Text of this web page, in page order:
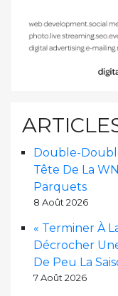
Double-
Tête De La
Parquets
8 Août 2026
« Terminer À
Décrocher
De Peu La
7 Août 2026